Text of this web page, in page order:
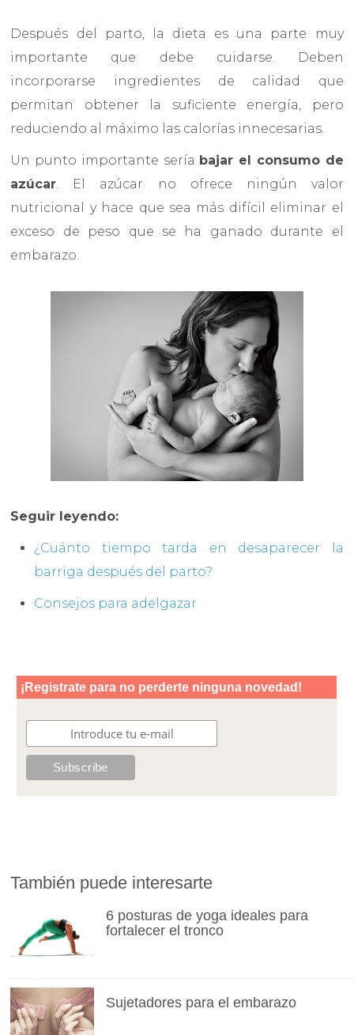
Después del parto, la dieta es una parte muy
importante que debe cuidarse. Deben
incorporarse ingredientes de calidad que
permitan obtener la suficiente energía, pero
reduciendo al máximo las calorías innecesarias.
Un punto importante sería bajar el consumo de
azúcar. El azúcar no ofrece ningún valor
nutricional y hace que sea más difícil eliminar el
exceso de peso que se ha ganado durante el
embarazo.
Seguir leyendo:
¿Cuánto tiempo tarda en desaparecer la
barriga después del parto?
Consejos para adelgazar
También puede interesarte
6 posturas de yoga ideales para
fortalecer el tronco
Sujetadores para el embarazo